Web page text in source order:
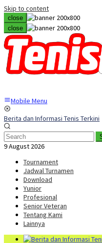
Skip to content
close
close
Mobile Menu
Berita dan Informasi Tenis Terkini
9 August 2026
Tournament
Jadwal Turnamen
Download
Yunior
Profesional
Senior Veteran
Tentang Kami
Lainnya